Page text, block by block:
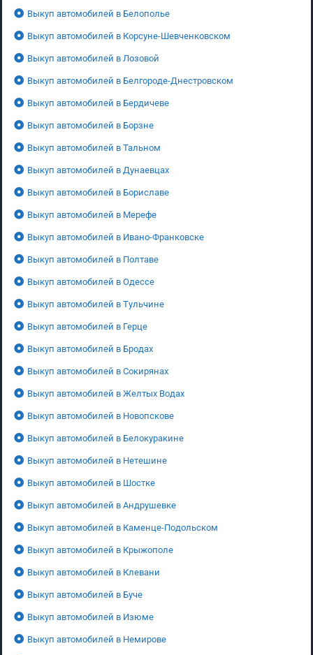
Выкуп автомобилей в Белополье
Выкуп автомобилей в Корсуне-Шевченковском
Выкуп автомобилей в Лозовой
Выкуп автомобилей в Белгороде-Днестровском
Выкуп автомобилей в Бердичеве
Выкуп автомобилей в Борзне
Выкуп автомобилей в Тальном
Выкуп автомобилей в Дунаевцах
Выкуп автомобилей в Бориславе
Выкуп автомобилей в Мерефе
Выкуп автомобилей в Ивано-Франковске
Выкуп автомобилей в Полтаве
Выкуп автомобилей в Одессе
Выкуп автомобилей в Тульчине
Выкуп автомобилей в Герце
Выкуп автомобилей в Бродах
Выкуп автомобилей в Сокирянах
Выкуп автомобилей в Желтых Водах
Выкуп автомобилей в Новопскове
Выкуп автомобилей в Белокуракине
Выкуп автомобилей в Нетешине
Выкуп автомобилей в Шостке
Выкуп автомобилей в Андрушевке
Выкуп автомобилей в Каменце-Подольском
Выкуп автомобилей в Крыжополе
Выкуп автомобилей в Клевани
Выкуп автомобилей в Буче
Выкуп автомобилей в Изюме
Выкуп автомобилей в Немирове